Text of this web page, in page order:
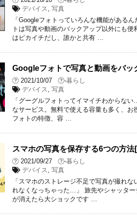
デバイス ,写真
「Googleフォトっていろんな機能がある
トは写真や動画のバックアップ以外にも
はピカイチだし、誰かと共有 …
Googleフォトで写真と動画をバッ
2021/10/07 -暮らし
デバイス ,写真
「グーグルフォトってイマイチわからな
なサービス。無料で使える容量も多く、
フォトの特徴、容 …
スマホの写真を保存する6つの方
2021/09/27 -暮らし
デバイス ,写真
「スマホのストレージ不足で写真が撮れ
れなくなっちゃった…」 旅先やシャッタ
が消えたら大ショックです …